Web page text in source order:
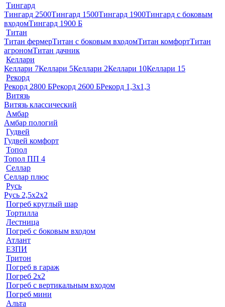
Тингард
Тингард 2500Тингард 1500Тингард 1900Тингард с боковым
входомТингард 1900 Б
Титан
Титан фермерТитан с боковым входомТитан комфортТитан
агрономТитан дачник
Келлари
Келлари 7Келлари 5Келлари 2Келлари 10Келлари 15
Рекорд
Рекорд 2800 БРекорд 2600 БРекорд 1,3х1,3
Витязь
Витязь классический
Амбар
Амбар пологий
Гудвей
Гудвей комфорт
Топол
Топол ПП 4
Селлар
Селлар плюс
Русь
Русь 2,5х2х2
Погреб круглый шар
Тортилла
Лестница
Погреб с боковым входом
Атлант
ЕЗПИ
Тритон
Погреб в гараж
Погреб 2х2
Погреб с вертикальным входом
Погреб мини
Альта